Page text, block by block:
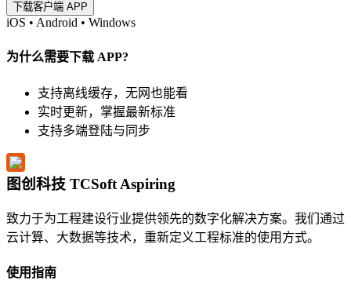
下载客户端 APP
iOS • Android • Windows
为什么需要下载 APP?
支持离线缓存，无网也能看
实时更新，掌握最新标准
支持多端登陆与同步
图创科技 TCSoft Aspiring
致力于为工程建设行业提供领先的数字化解决方案。我们通过
云计算、大数据等技术，重新定义工程标准的使用方式。
使用指南